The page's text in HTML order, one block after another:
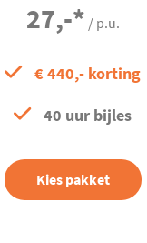
27,-* / p.u.
€ 440,- korting
40 uur bijles
Kies pakket